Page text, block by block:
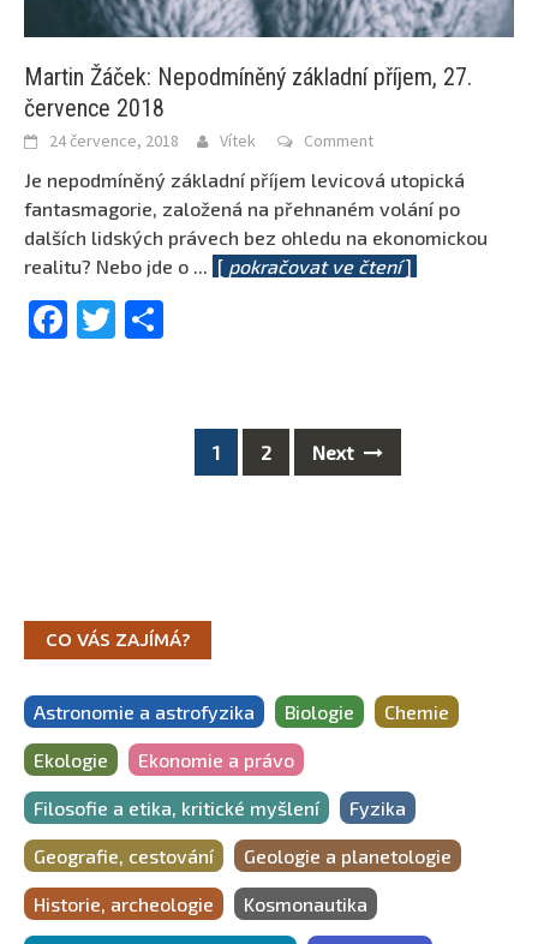
Martin Žáček: Nepodmíněný základní příjem, 27.
července 2018
24 července, 2018 Vítek Comment
Je nepodmíněný základní příjem levicová utopická
fantasmagorie, založená na přehnaném volání po
dalších lidských právech bez ohledu na ekonomickou
realitu? Nebo jde o ... [ pokračovat ve čtení]
Facebook
Twitter
1 2 Next
CO VÁS ZAJÍMÁ?
Astronomie a astrofyzika Biologie Chemie
Ekologie Ekonomie a právo
Filosofie a etika, kritické myšlení Fyzika
Geografie, cestování Geologie a planetologie
Historie, archeologie Kosmonautika